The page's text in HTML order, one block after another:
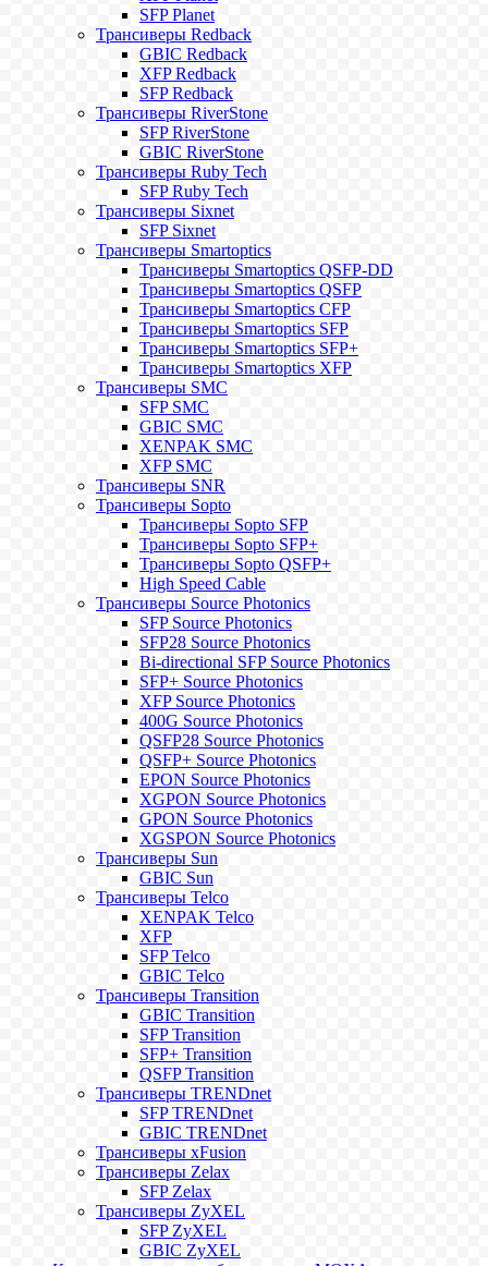
SFP Planet
Трансиверы Redback
GBIC Redback
XFP Redback
SFP Redback
Трансиверы RiverStone
SFP RiverStone
GBIC RiverStone
Трансиверы Ruby Tech
SFP Ruby Tech
Трансиверы Sixnet
SFP Sixnet
Трансиверы Smartoptics
Трансиверы Smartoptics QSFP-DD
Трансиверы Smartoptics QSFP
Трансиверы Smartoptics CFP
Трансиверы Smartoptics SFP
Трансиверы Smartoptics SFP+
Трансиверы Smartoptics XFP
Трансиверы SMC
SFP SMC
GBIC SMC
XENPAK SMC
XFP SMC
Трансиверы SNR
Трансиверы Sopto
Трансиверы Sopto SFP
Трансиверы Sopto SFP+
Трансиверы Sopto QSFP+
High Speed Cable
Трансиверы Source Photonics
SFP Source Photonics
SFP28 Source Photonics
Bi-directional SFP Source Photonics
SFP+ Source Photonics
XFP Source Photonics
400G Source Photonics
QSFP28 Source Photonics
QSFP+ Source Photonics
EPON Source Photonics
XGPON Source Photonics
GPON Source Photonics
XGSPON Source Photonics
Трансиверы Sun
GBIC Sun
Трансиверы Telco
XENPAK Telco
XFP
SFP Telco
GBIC Telco
Трансиверы Transition
GBIC Transition
SFP Transition
SFP+ Transition
QSFP Transition
Трансиверы TRENDnet
SFP TRENDnet
GBIC TRENDnet
Трансиверы xFusion
Трансиверы Zelax
SFP Zelax
Трансиверы ZyXEL
SFP ZyXEL
GBIC ZyXEL